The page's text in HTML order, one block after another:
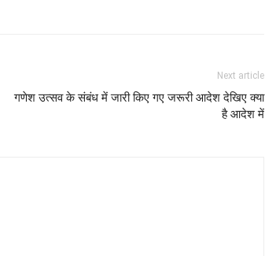
Next article
गणेश उत्सव के संबंध में जारी किए गए जरूरी आदेश देखिए क्या
है आदेश में